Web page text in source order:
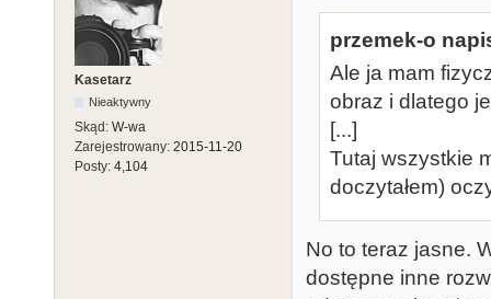
Kasetarz
Nieaktywny
Skąd: W-wa
Zarejestrowany: 2015-11-20
Posty: 4,104
przemek-o
Ale ja mam
obraz i dlatego
[...]
Tutaj wszystkie
doczytałem)
No to teraz jasne.
dostępne inne